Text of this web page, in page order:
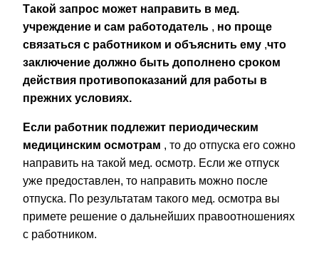
Такой запрос может направить в мед.
учреждение и сам работодатель , но проще
связаться с работником и объяснить ему ,что
заключение должно быть дополнено сроком
действия противопоказаний для работы в
прежних условиях.
Если работник подлежит периодическим
медицинским осмотрам , то до отпуска его сожно
направить на такой мед. осмотр. Если же отпуск
уже предоставлен, то направить можно после
отпуска. По результатам такого мед. осмотра вы
примете решение о дальнейших правоотношениях
с работником.